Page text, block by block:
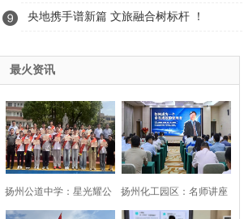
央地携手谱新篇 文旅融合树标杆 ！
最火资讯
扬州公道中学：星光耀公 扬州化工园区：名师讲座